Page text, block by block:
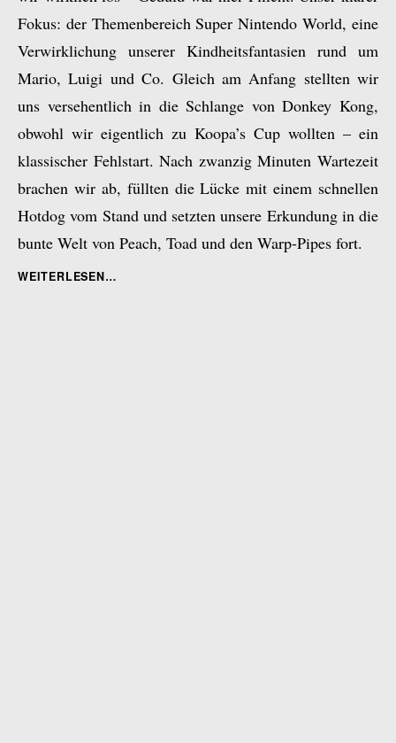
Fokus: der Themenbereich Super Nintendo World, eine
Verwirklichung unserer Kindheitsfantasien rund um
Mario, Luigi und Co. Gleich am Anfang stellten wir
uns versehentlich in die Schlange von Donkey Kong,
obwohl wir eigentlich zu Koopa’s Cup wollten – ein
klassischer Fehlstart. Nach zwanzig Minuten Wartezeit
brachen wir ab, füllten die Lücke mit einem schnellen
Hotdog vom Stand und setzten unsere Erkundung in die
bunte Welt von Peach, Toad und den Warp-Pipes fort.
„PART
WEITERLESEN